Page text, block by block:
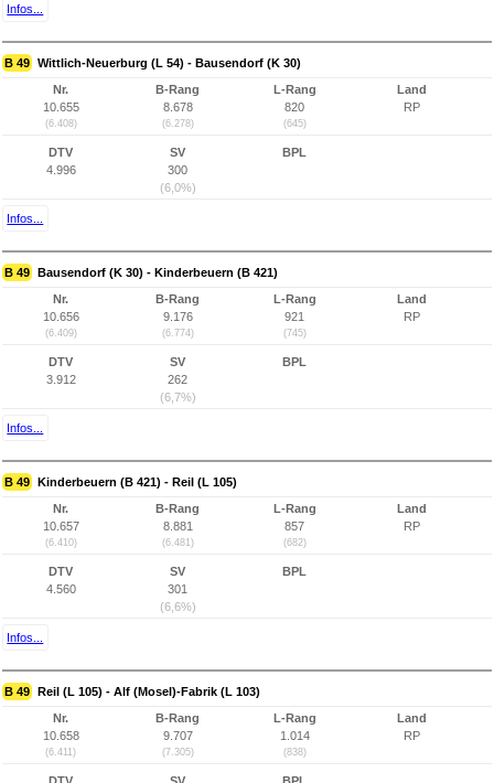
Infos...
B 49 Wittlich-Neuerburg (L 54) - Bausendorf (K 30)
Nr.
10.655
(6.408)
B-Rang
8.678
(6.278)
L-Rang
820
(645)
Land
RP
DTV
4.996
SV
300
(6,0%)
BPL
Infos...
B 49 Bausendorf (K 30) - Kinderbeuern (B 421)
Nr.
10.656
(6.409)
B-Rang
9.176
(6.774)
L-Rang
921
(745)
Land
RP
DTV
3.912
SV
262
(6,7%)
BPL
Infos...
B 49 Kinderbeuern (B 421) - Reil (L 105)
Nr.
10.657
(6.410)
B-Rang
8.881
(6.481)
L-Rang
857
(682)
Land
RP
DTV
4.560
SV
301
(6,6%)
BPL
Infos...
B 49 Reil (L 105) - Alf (Mosel)-Fabrik (L 103)
Nr.
10.658
(6.411)
B-Rang
9.707
(7.305)
L-Rang
1.014
(838)
Land
RP